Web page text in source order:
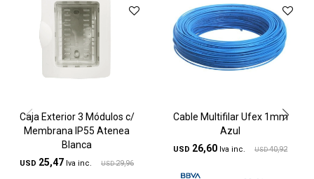
Caja Exterior 3 Módulos c/
Membrana IP55 Atenea
Blanca
USD 25,47 USD 29,96
Cable Multifilar Ufex 1mm
Azul
USD 26,60 USD 40,92